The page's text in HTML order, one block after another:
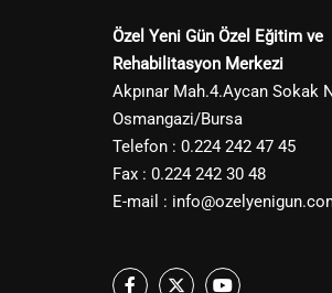
Özel Yeni Gün Özel Eğitim ve
Rehabilitasyon Merkezi
Akpınar Mah.4.Aycan Sokak
Osmangazi/Bursa
Telefon : 0.224 242 47 45
Fax : 0.224 242 30 48
E-mail :